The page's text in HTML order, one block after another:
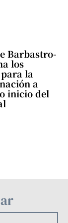
Barbastro-
los
la
a
inicio del